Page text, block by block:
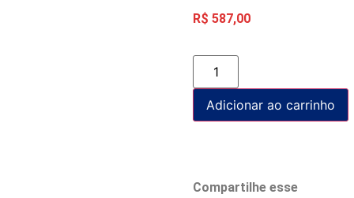
R$ 587,00
Adicionar ao carrinho
Compartilhe esse